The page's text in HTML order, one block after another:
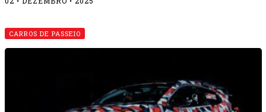
CARROS DE PASSEIO